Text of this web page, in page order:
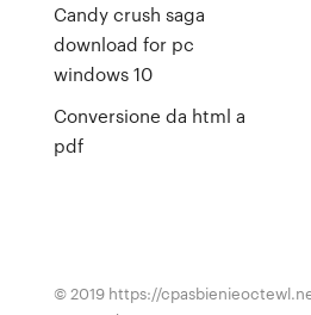
Candy crush saga
download for pc
windows 10
Conversione da html a
pdf
© 2019 https://